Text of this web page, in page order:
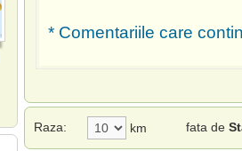
* Comentariile care
Raza: km fata de